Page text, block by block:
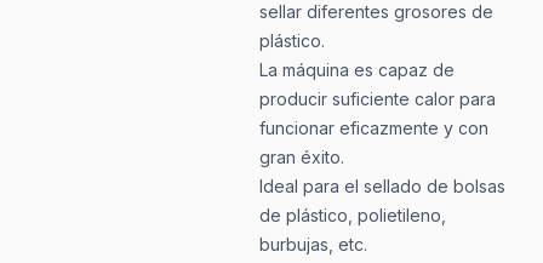
sellar diferentes grosores de
plástico.
La máquina es capaz de
producir suficiente calor para
funcionar eficazmente y con
gran éxito.
Ideal para el sellado de bolsas
de plástico, polietileno,
burbujas, etc.